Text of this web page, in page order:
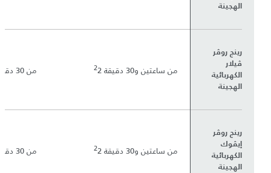
الهجينة
رينج روڤر
ڤيلار
الكهربائية
الهجينة
من ساعتين و30 دقيقة 22 من 30 دقيقة
رينج روڤر
إيڤوك
الكهربائية
الهجينة
من ساعتين و30 دقيقة 22 من 30 دقيقة